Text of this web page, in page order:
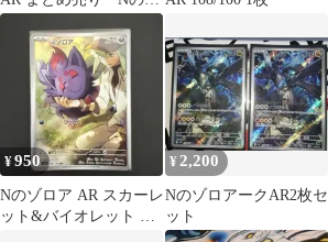
シラム ゾロアーク
¥950
Nのゾロア AR スカーレ
ット&バイオレット 拡
¥ 2,200
NのゾロアークAR2枚セ
ット